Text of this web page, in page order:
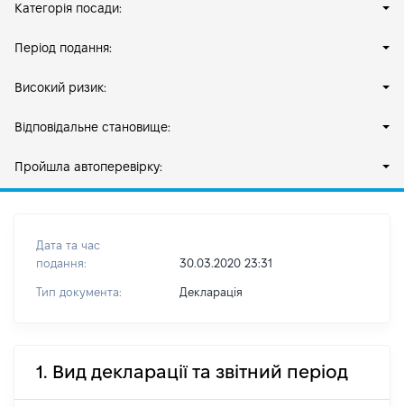
Категорія посади:
Період подання:
Високий ризик:
Відповідальне становище:
Пройшла автоперевірку:
Дата та час
подання:
30.03.2020 23:31
Тип документа: Декларація
1. Вид декларації та звітний період